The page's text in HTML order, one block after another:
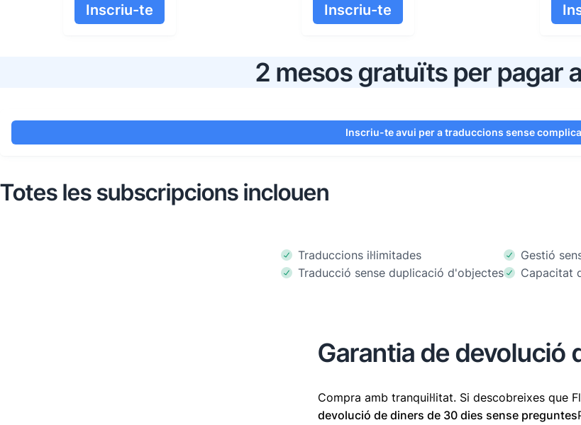
Inscriu-te Inscriu-te
2 mesos gratuïts per pagar
Inscriu-te avui per a traduccions sense
Totes les subscripcions inclouen
Traduccions il·limitades
Traducció sense duplicació d'objectes
Gestió
Capacitat
Garantia de devolució
Compra amb tranquil·litat. Si descobreixes que
devolució de diners de 30 dies sense preguntes